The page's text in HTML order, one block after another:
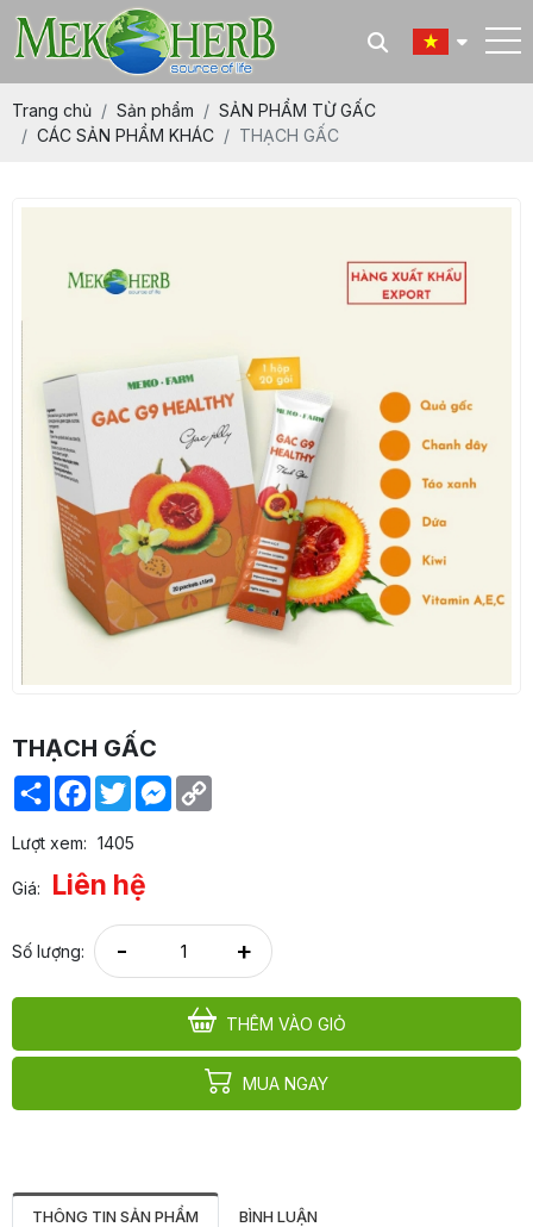
Trang chủ Sản phẩm
SẢN PHẨM TỪ GẤC
CÁC SẢN PHẨM KHÁC
THẠCH GẤC
THẠCH GẤC
ShareFacebook
TwitterMessenger
Lượt xem: 1405
Giá: Liên hệ
Số lượng: - +
THÊM VÀO GIỎ
MUA NGAY
THÔNG TIN SẢN PHẨM BÌNH LUẬN